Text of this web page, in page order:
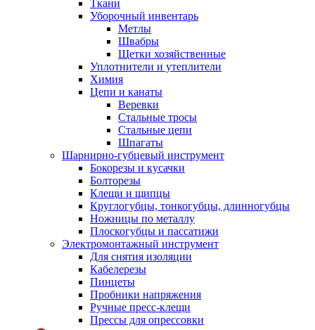
Ткани
Уборочный инвентарь
Метлы
Швабры
Щетки хозяйственные
Уплотнители и утеплители
Химия
Цепи и канаты
Веревки
Стальные тросы
Стальные цепи
Шпагаты
Шарнирно-губцевый инструмент
Бокорезы и кусачки
Болторезы
Клещи и щипцы
Круглогубцы, тонкогубцы, длинногубцы
Ножницы по металлу
Плоскогубцы и пассатижи
Электромонтажный инструмент
Для снятия изоляции
Кабелерезы
Пинцеты
Пробники напряжения
Ручные пресс-клещи
Прессы для опрессовки